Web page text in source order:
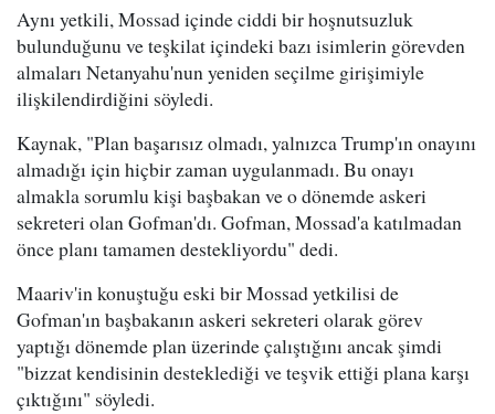
Aynı yetkili, Mossad içinde ciddi bir hoşnutsuzluk
bulunduğunu ve teşkilat içindeki bazı isimlerin görevden
almaları Netanyahu'nun yeniden seçilme girişimiyle
ilişkilendirdiğini söyledi.
Kaynak, "Plan başarısız olmadı, yalnızca Trump'ın onayını
almadığı için hiçbir zaman uygulanmadı. Bu onayı
almakla sorumlu kişi başbakan ve o dönemde askeri
sekreteri olan Gofman'dı. Gofman, Mossad'a katılmadan
önce planı tamamen destekliyordu" dedi.
Maariv'in konuştuğu eski bir Mossad yetkilisi de
Gofman'ın başbakanın askeri sekreteri olarak görev
yaptığı dönemde plan üzerinde çalıştığını ancak şimdi
"bizzat kendisinin desteklediği ve teşvik ettiği plana karşı
çıktığını" söyledi.